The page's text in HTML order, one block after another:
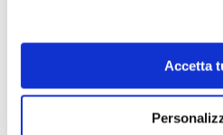
Accetta
concetti alla nostra ricerca
più piena e soddisfacente.